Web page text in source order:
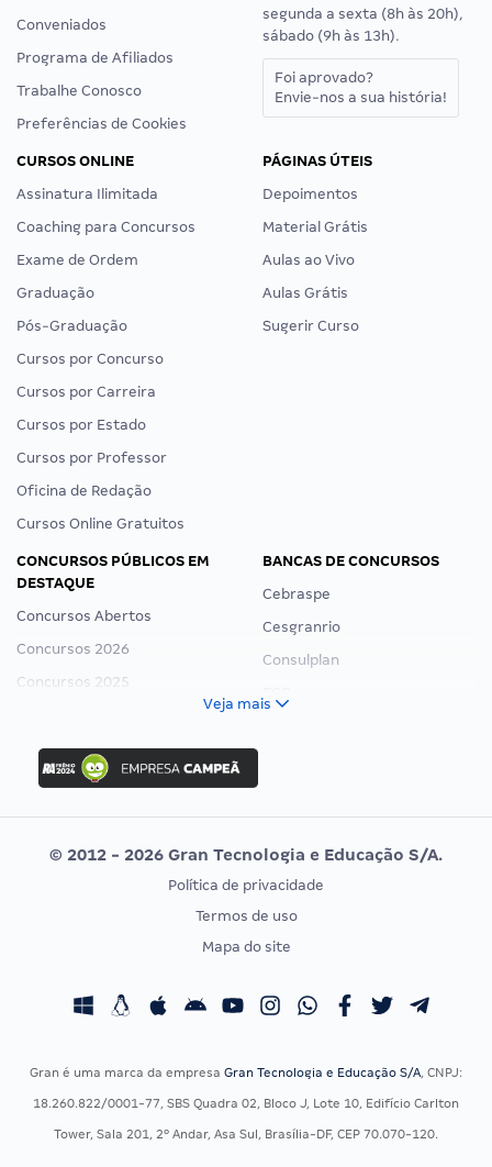
Conveniados
Programa de Afiliados
Trabalhe Conosco
Preferências de Cookies
segunda a sexta (8h às 20h),
sábado (9h às 13h).
Foi aprovado?
Envie-nos a sua história!
CURSOS ONLINE
Assinatura Ilimitada
Coaching para Concursos
Exame de Ordem
Graduação
Pós-Graduação
Cursos por Concurso
Cursos por Carreira
Cursos por Estado
Cursos por Professor
Oficina de Redação
Cursos Online Gratuitos
PÁGINAS ÚTEIS
Depoimentos
Material Grátis
Aulas ao Vivo
Aulas Grátis
Sugerir Curso
CONCURSOS PÚBLICOS EM
DESTAQUE
Concursos Abertos
Concursos 2026
Concursos 2025
Concurso Ibama
Concurso MPU
Editais publicados
BANCAS DE CONCURSOS
Cebraspe
Cesgranrio
Consulplan
Vunesp
CONCURSOS POR PROFISSÃO
Concursos Fiscais
Concursos Saúde
EXAME DE ORDEM
Calendário OAB
Veja mais
© 2012 - 2026 Gran Tecnologia e Educação S/A.
Política de privacidade
Termos de uso
Mapa do site
Gran é uma marca da empresa Gran Tecnologia e Educação S/A, CNPJ:
18.260.822/0001-77, SBS Quadra 02, Bloco J, Lote 10, Edifício Carlton
Tower, Sala 201, 2º Andar, Asa Sul, Brasília-DF, CEP 70.070-120.